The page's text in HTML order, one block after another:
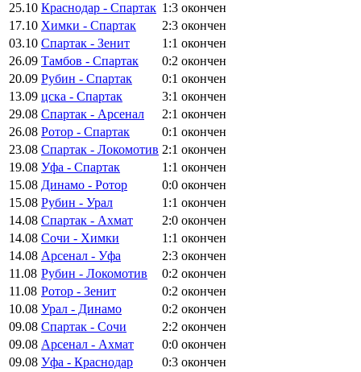
25.10 Краснодар - Спартак 1:3 окончен
17.10 Химки - Спартак 2:3 окончен
03.10 Спартак - Зенит 1:1 окончен
26.09 Тамбов - Спартак 0:2 окончен
20.09 Рубин - Спартак 0:1 окончен
13.09 цска - Спартак 3:1 окончен
29.08 Спартак - Арсенал 2:1 окончен
26.08 Ротор - Спартак 0:1 окончен
23.08 Спартак - Локомотив 2:1 окончен
19.08 Уфа - Спартак 1:1 окончен
15.08 Динамо - Ротор 0:0 окончен
15.08 Рубин - Урал 1:1 окончен
14.08 Спартак - Ахмат 2:0 окончен
14.08 Сочи - Химки 1:1 окончен
14.08 Арсенал - Уфа 2:3 окончен
11.08 Рубин - Локомотив 0:2 окончен
11.08 Ротор - Зенит 0:2 окончен
10.08 Урал - Динамо 0:2 окончен
09.08 Спартак - Сочи 2:2 окончен
09.08 Арсенал - Ахмат 0:0 окончен
09.08 Уфа - Краснодар 0:3 окончен